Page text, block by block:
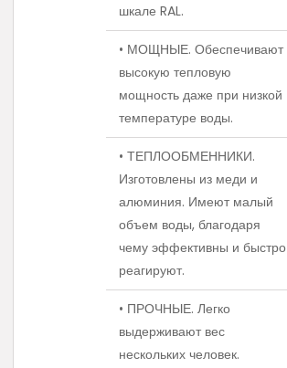
шкале RAL.
• МОЩНЫЕ. Обеспечивают
высокую тепловую
мощность даже при низкой
температуре воды.
• ТЕПЛООБМЕННИКИ.
Изготовлены из меди и
алюминия. Имеют малый
объем воды, благодаря
чему эффективны и быстро
реагируют.
• ПРОЧНЫЕ. Легко
выдерживают вес
нескольких человек.